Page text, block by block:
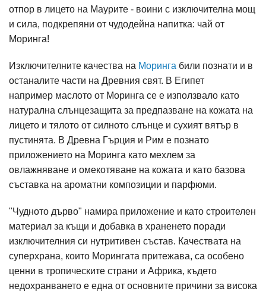
отпор в лицето на Маурите - воини с изключителна мощ
и сила, подкрепяни от чудодейна напитка: чай от
Моринга!
Изключителните качества на Моринга били познати и в
останалите части на Древния свят. В Египет
например маслото от Моринга се е използвало като
натурална слънцезащита за предпазване на кожата на
лицето и тялото от силното слънце и сухият вятър в
пустинята. В Древна Гърция и Рим е познато
приложението на Моринга като мехлем за
овлажняване и омекотяване на кожата и като базова
съставка на ароматни композиции и парфюми.
"Чудното дърво" намира приложение и като строителен
материал за къщи и добавка в храненето поради
изключителния си нутритивен състав. Качествата на
суперхрана, които Морингата притежава, са особено
ценни в тропическите страни и Африка, където
недохранването е една от основните причини за висока